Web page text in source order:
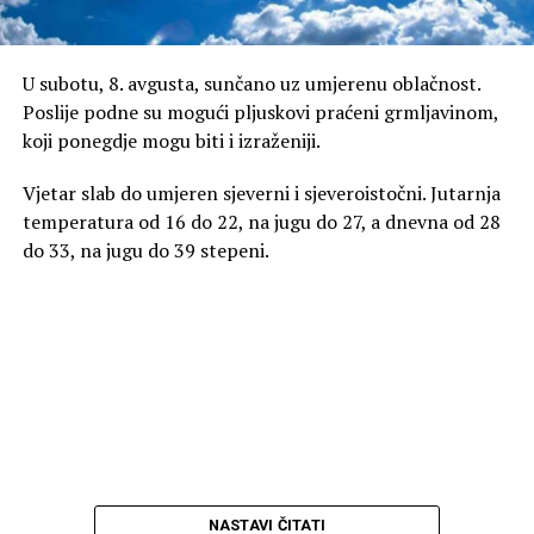
U subotu, 8. avgusta, sunčano uz umjerenu oblačnost.
Poslije podne su mogući pljuskovi praćeni grmljavinom,
koji ponegdje mogu biti i izraženiji.
Vjetar slab do umjeren sjeverni i sjeveroistočni. Jutarnja
temperatura od 16 do 22, na jugu do 27, a dnevna od 28
do 33, na jugu do 39 stepeni.
NASTAVI ČITATI